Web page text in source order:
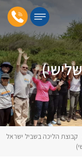
קבוצת הליכה בשביל ישראל